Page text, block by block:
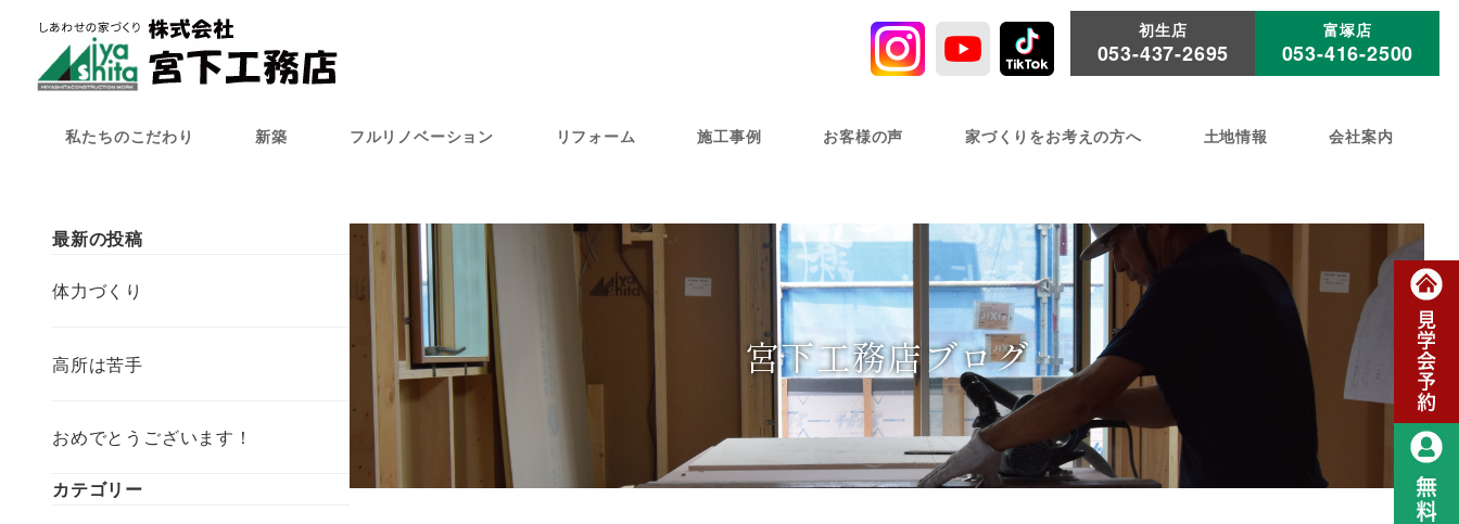
初生店
053-437-2695
富塚店
053-416-2500
私たちのこだわり 新築 フルリノベーション リフォーム 施工事例 お客様の声 家づくりをお考えの方へ 土地情報 会社案内
宮下工務店ブログ
最新の投稿
体力づくり
高所は苦手
おめでとうございます！
カテゴリー